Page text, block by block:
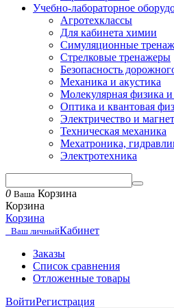
Учебно-лабораторное
Агротехклассы
Для кабинета химии
Симуляционные
Стрелковые тренажеры
Безопасность
Механика и акустика
Молекулярная физика
Оптика и квантовая
Электричество и
Техническая механика
Мехатроника,
Электротехника
0 Ваша Корзина
Корзина
Корзина
Ваш личныйКабинет
Заказы
Список сравнения
Отложенные товары
ВойтиРегистрация